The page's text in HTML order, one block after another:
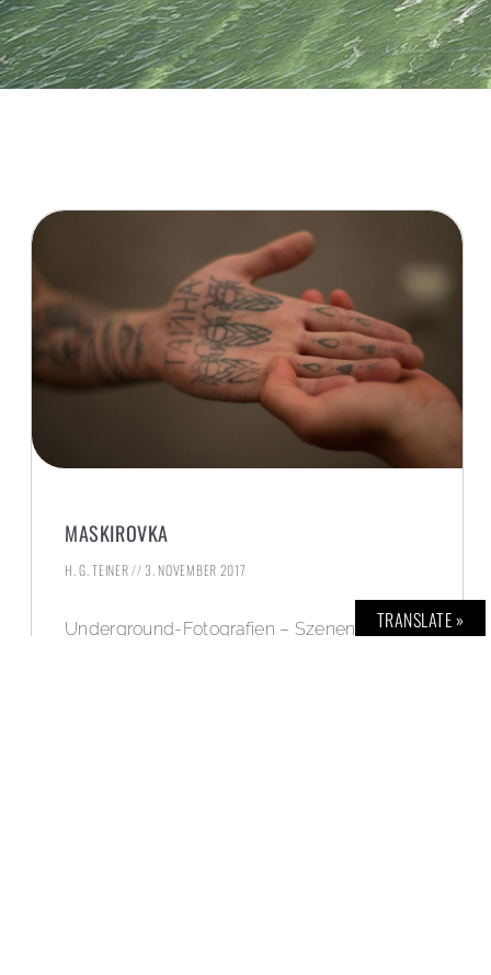
MASKIROVKA
H. G. TEINER 3. NOVEMBER 2017
Underground-Fotografien – Szenen in Kiew.TRANSLATE »